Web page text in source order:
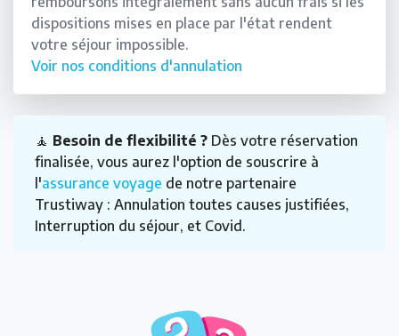
dispositions mises en place par l'état rendent
votre séjour impossible.
Voir nos conditions d'annulation
🧘 Besoin de flexibilité ? Dès votre réservation
finalisée, vous aurez l'option de souscrire à
l'assurance voyage de notre partenaire
Trustiway : Annulation toutes causes justifiées,
Interruption du séjour, et Covid.